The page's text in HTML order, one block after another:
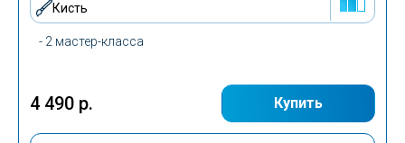
- 2 мастер-класса
Кисть
Купить
4 490 р.